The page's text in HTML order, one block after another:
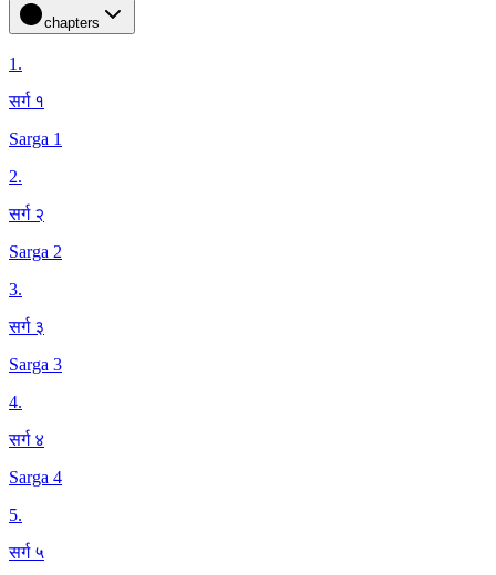
chapters
1.
सर्ग १
Sarga 1
2.
सर्ग २
Sarga 2
3.
सर्ग ३
Sarga 3
4.
सर्ग ४
Sarga 4
5.
सर्ग ५